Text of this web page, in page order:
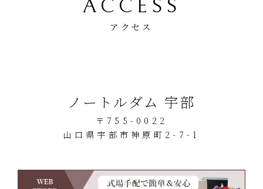
ACCESS
アクセス
ノートルダム 宇部
〒755-0022
山口県宇部市神原町2-7-1